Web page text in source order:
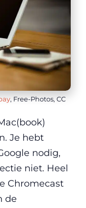
, Free-Photos, CC
Je hebt
nodig,
niet. Heel
Chromecast
de